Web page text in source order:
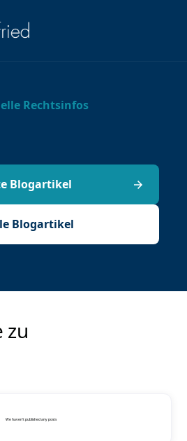
Rechtsinfos
Blogartikel
Blogartikel
zu
We haven't published any posts